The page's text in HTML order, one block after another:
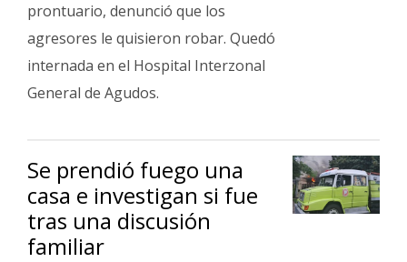
prontuario, denunció que los
agresores le quisieron robar. Quedó
internada en el Hospital Interzonal
General de Agudos.
Se prendió fuego una
casa e investigan si fue
tras una discusión
familiar